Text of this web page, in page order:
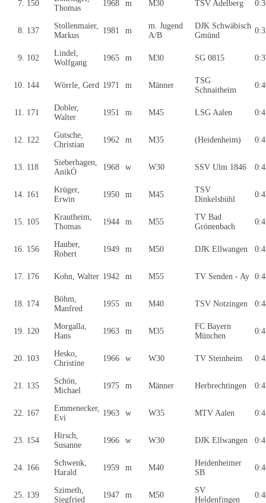
7. 150
Thomas
1968 m M30 TSV Adelberg
8. 137
Stollenmaier,
Markus
1981 m
m. Jugend
A/B
DJK Schwäbisch
Gmünd
9. 102
Lindel,
Wolfgang
1965 m M30 SG 0815
10. 144 Wörrle, Gerd 1971 m Männer
TSG
Schnaitheim
11. 171
Dobler,
Walter
1951 m M45 LSG Aalen
12. 122
Gutsche,
Christian
1962 m M35 (Heidenheim)
13. 118
Sieberhagen,
AnikÓ
1968 w W30 SSV Ulm 1846
14. 161
Krüger,
Erwin
1950 m M45
TSV
Dinkelsbühl
15. 105
Krautheim,
Thomas
1944 m M55
TV Bad
Grönenbach
16. 156
Hauber,
Robert
1949 m M50 DJK Ellwangen
17. 176 Kohn, Walter 1942 m M55 TV Senden - Ay
18. 174
Böhm,
Manfred
1955 m M40 TSV Notzingen
19. 120
Morgalla,
Hans
1963 m M35
FC Bayern
München
20. 103
Hesko,
Christine
1966 w W30 TV Steinheim
21. 135
Schön,
Michael
1975 m Männer Herbrechtingen
22. 167
Emmenecker,
Evi
1963 w W35 MTV Aalen
23. 154
Hirsch,
Susanne
1966 w W30 DJK Ellwangen
24. 166
Schwenk,
Harald
1959 m M40
Heidenheimer
SB
25. 139
Szimeth,
Siegfried
1947 m M50
SV
Heldenfingen